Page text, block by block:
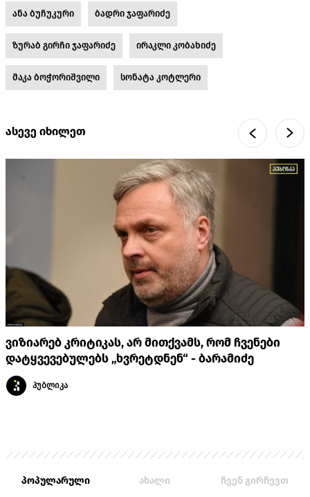
ანა ბუჩუკური ბადრი ჯაფარიძე
ზურაბ გირჩი ჯაფარიძე ირაკლი კობახიძე
მაკა ბოჭორიშვილი სონატა კოტლერი
ასევე იხილეთ
ვიზიარებ კრიტიკას, არ მითქვამს, რომ ჩვენები
დატყვევებულებს „ხვრეტდნენ“ - ბარამიძე
პუბლიკა
პოპულარული ახალი ჩვენ გირჩევთ